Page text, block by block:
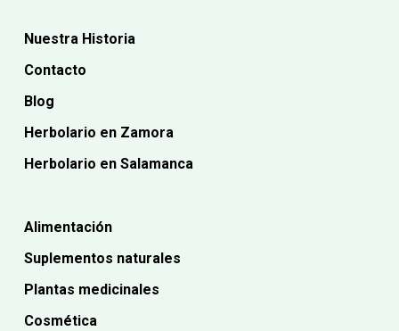
Nuestra Historia
Contacto
Blog
Herbolario en Zamora
Herbolario en Salamanca
Alimentación
Suplementos naturales
Plantas medicinales
Cosmética